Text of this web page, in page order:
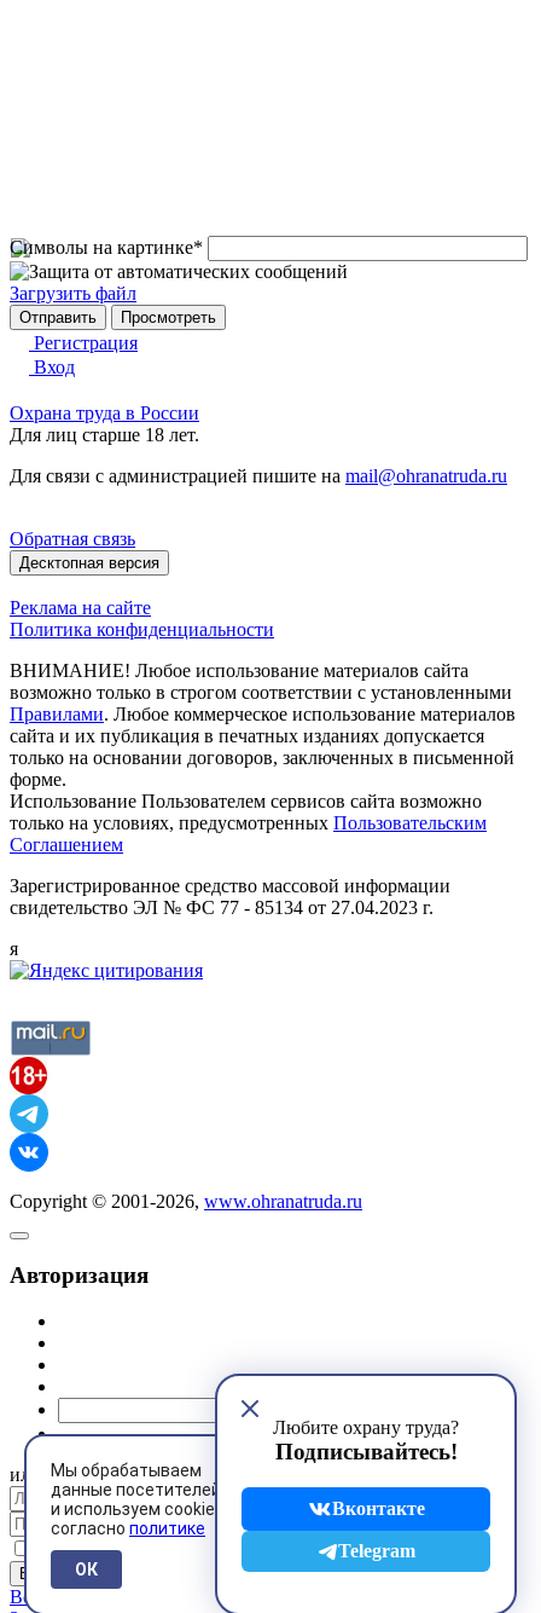
Символы на картинке*
Загрузить файл
Регистрация
Вход
Мы обрабатываем
данные посетителей
и используем cookies
согласно политике
ОК
Любите охрану труда?
Подписывайтесь!
Вконтакте
Telegram
Охрана труда в России
Для лиц старше 18 лет.
Для связи с администрацией пишите на mail@ohranatruda.ru
Обратная связь
Десктопная версия
Реклама на сайте
Политика конфиденциальности
ВНИМАНИЕ! Любое использование материалов сайта
возможно только в строгом соответствии с установленными
Правилами. Любое коммерческое использование материалов
сайта и их публикация в печатных изданиях допускается
только на основании договоров, заключенных в письменной
форме.
Использование Пользователем сервисов сайта возможно
только на условиях, предусмотренных Пользовательским
Соглашением
Зарегистрированное средство массовой информации
свидетельство ЭЛ № ФС 77 - 85134 от 27.04.2023 г.
я
Copyright © 2001-2026, www.ohranatruda.ru
Авторизация
или
Запомнить меня
Восстановить пароль